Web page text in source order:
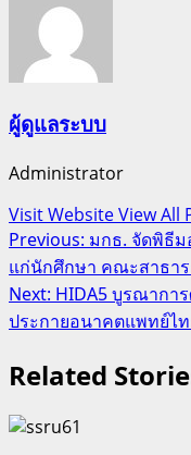
ผู้ดูแลระบบ
Administrator
Visit WebsiteView All
Post
navigation
Previous: มกธ. จัดพิธีม
แก่นักศึกษา คณะสาธา
Next: HIDA5 บูรณากา
ประกายอนาคตแพทย์ไ
Related